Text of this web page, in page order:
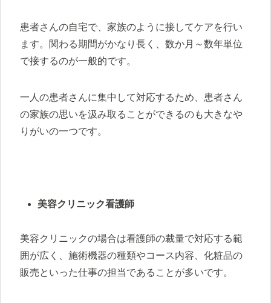
患者さんの自宅で、家族のように接してケアを行い
ます。関わる期間がかなり長く、数か月～数年単位
で接するのが一般的です。
一人の患者さんに集中して対応するため、患者さん
の家族の思いを汲み取ることができるのも大きなや
りがいの一つです。
美容クリニック看護師
美容クリニックの場合は看護師の裁量で対応する範
囲が広く、施術機器の種類やコース内容、化粧品の
販売といった仕事の担当であることが多いです。